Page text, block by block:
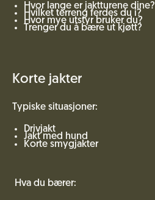
Hvor lange er jaktturene dine?
Hvilket terreng ferdes du i?
Hvor mye utstyr bruker du?
Trenger du å bære ut kjøtt?
Korte jakter
Typiske situasjoner:
Drivjakt
Jakt med hund
Korte smygjakter
Hva du bærer: